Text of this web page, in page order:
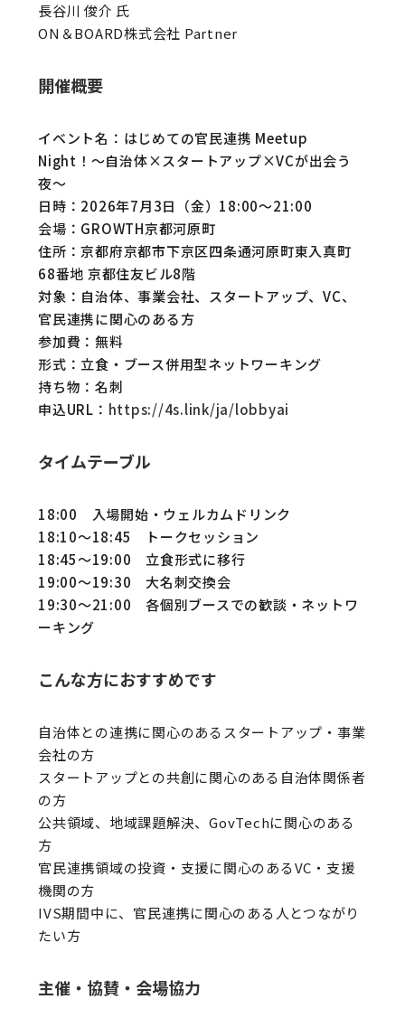
長谷川 俊介 氏
ON＆BOARD株式会社 Partner
開催概要
イベント名：はじめての官民連携 Meetup
Night！〜自治体×スタートアップ×VCが出会う
夜〜
日時：2026年7月3日（金）18:00〜21:00
会場：GROWTH京都河原町
住所：京都府京都市下京区四条通河原町東入真町
68番地 京都住友ビル8階
対象：自治体、事業会社、スタートアップ、VC、
官民連携に関心のある方
参加費：無料
形式：立食・ブース併用型ネットワーキング
持ち物：名刺
申込URL： https://4s.link/ja/lobbyai
タイムテーブル
18:00 入場開始・ウェルカムドリンク
18:10〜18:45 トークセッション
18:45〜19:00 立食形式に移行
19:00〜19:30 大名刺交換会
19:30〜21:00 各個別ブースでの歓談・ネットワ
ーキング
こんな方におすすめです
自治体との連携に関心のあるスタートアップ・事業
会社の方
スタートアップとの共創に関心のある自治体関係者
の方
公共領域、地域課題解決、GovTechに関心のある
方
官民連携領域の投資・支援に関心のあるVC・支援
機関の方
IVS期間中に、官民連携に関心のある人とつながり
たい方
主催・協賛・会場協力